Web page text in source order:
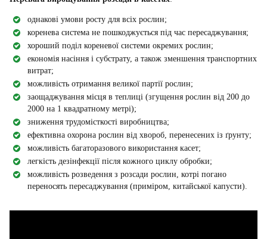
однакові умови росту для всіх рослин;
коренева система не пошкоджується під час пересаджування;
хороший поділ кореневої системи окремих рослин;
економія насіння і субстрату, а також зменшення транспортних
витрат;
можливість отримання великої партії рослин;
заощаджування місця в теплиці (згущення рослин від 200 до
2000 на 1 квадратному метрі);
зниження трудомісткості виробництва;
ефективна охорона рослин від хвороб, перенесених із ґрунту;
можливість багаторазового використання касет;
легкість дезінфекції після кожного циклу обробки;
можливість розведення з розсади рослин, котрі погано
переносять пересаджування (приміром, китайської капусти).